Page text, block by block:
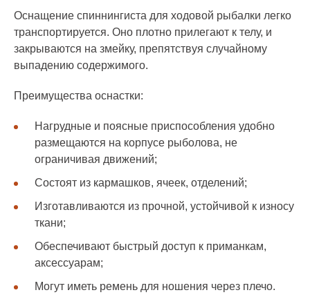
Оснащение спиннингиста для ходовой рыбалки легко
транспортируется. Оно плотно прилегают к телу, и
закрываются на змейку, препятствуя случайному
выпадению содержимого.
Преимущества оснастки:
Нагрудные и поясные приспособления удобно
размещаются на корпусе рыболова, не
ограничивая движений;
Состоят из кармашков, ячеек, отделений;
Изготавливаются из прочной, устойчивой к износу
ткани;
Обеспечивают быстрый доступ к приманкам,
аксессуарам;
Могут иметь ремень для ношения через плечо.